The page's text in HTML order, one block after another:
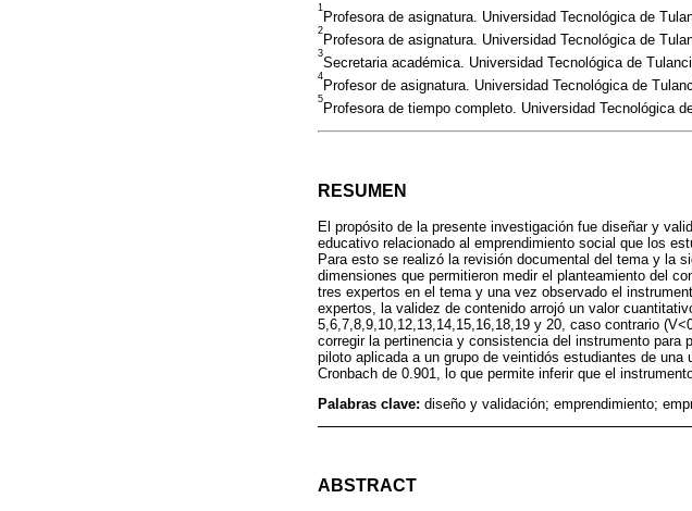
1
Profesora de asignatura. Universidad Tecnológica de
2
Profesora de asignatura. Universidad Tecnológica de
3
Secretaria académica. Universidad Tecnológica de
4
Profesor de asignatura. Universidad Tecnológica de
5
Profesora de tiempo completo. Universidad Tecnológica
RESUMEN
El propósito de la presente investigación fue diseñar y
educativo relacionado al emprendimiento social que los
Para esto se realizó la revisión documental del tema y la
dimensiones que permitieron medir el planteamiento del
tres expertos en el tema y una vez observado el
expertos, la validez de contenido arrojó un valor
5,6,7,8,9,10,12,13,14,15,16,18,19 y 20, caso contrario
corregir la pertinencia y consistencia del instrumento para
piloto aplicada a un grupo de veintidós estudiantes de
Cronbach de 0.901, lo que permite inferir que el
Palabras clave: diseño y validación; emprendimiento;
ABSTRACT